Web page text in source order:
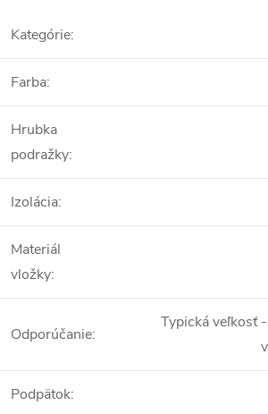
Kategórie:
Farba:
Hrubka
podražky:
Izolácia:
Materiál
vložky:
Odporúčanie:
Typická veľkosť
Podpätok: